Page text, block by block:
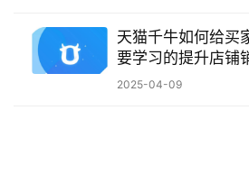
天猫千牛如何给买
要学习的提升店铺
2025-04-09